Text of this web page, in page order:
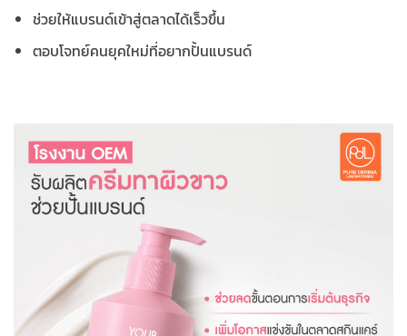
ช่วยให้แบรนด์เข้าสู่ตลาดได้เร็วขึ้น
ตอบโจทย์คนยุคใหม่ที่อยากปั้นแบรนด์